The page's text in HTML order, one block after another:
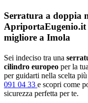
Serratura a doppia
ApriportaEugenio.it
migliore a Imola
Sei indeciso tra una
cilindro europeo per la
per guidarti nella scelta
091 04 33 e scopri come
sicurezza perfetta per te.